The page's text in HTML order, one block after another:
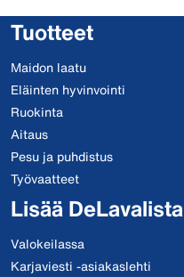
Tuotteet
Maidon laatu
Eläinten hyvinvointi
Ruokinta
Aitaus
Pesu ja puhdistus
Työvaatteet
Lisää DeLavalista
Valokeilassa
Karjaviesti -asiakaslehti